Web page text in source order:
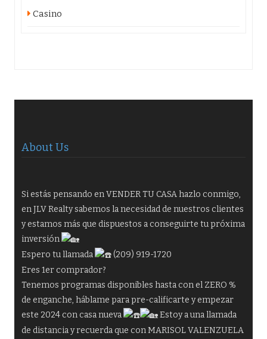
Casino
About Us
Si estás pensando en VENDER TU CASA hazlo conmigo,
en JLV Realty sabemos la necesidad de nuestros clientes
y estamos más que dispuestos a conseguirte tu próxima
inversión
Espero tu llamada
(209) 919-1720
Eres 1er comprador?
Tenemos programas disponibles hasta con el ZERO %
de enganche, háblame para pre-calificarte y empezar
este 2024 con casa nueva
Estoy a una llamada
de distancia y recuerda que con MARISOL VALENZUELA